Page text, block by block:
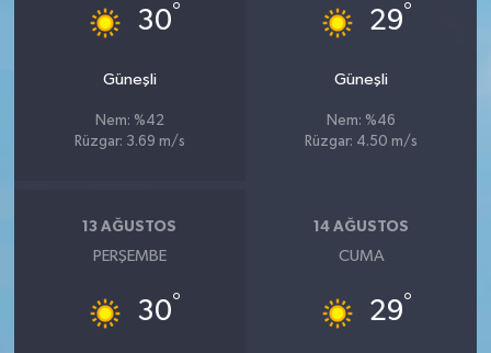
30°
Güneşli
Nem: %42
Rüzgar: 3.69 m/s
29°
Güneşli
Nem: %46
Rüzgar: 4.50 m/s
13 AĞUSTOS
PERŞEMBE
30°
14 AĞUSTOS
CUMA
29°